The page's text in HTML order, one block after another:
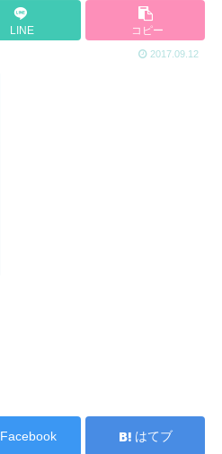
LINE コピー
2017.09.12
Facebook はてブ